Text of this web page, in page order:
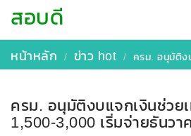
สอบดี
หน้าหลัก ข่าว hot ครม. อนุมัติงบแจกเงินช่วยเ
ครม. อนุมัติงบแจกเงินช่วย
1,500-3,000 เริ่มจ่ายธันว